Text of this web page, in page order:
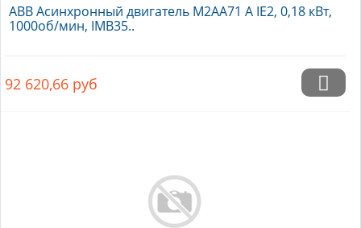
ABB Асинхронный двигатель M2AA71 A IE2, 0,18 кВт,
1000об/мин, IMB35..
92 620,66 руб